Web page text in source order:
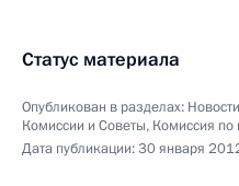
Статус материала
Опубликован в разделах: Новости
Комиссии и Советы, Комиссия по
Дата публикации:30 января